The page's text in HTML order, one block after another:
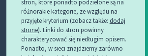
stron, które ponadto podzielone są na
różnorakie kategorie, ze względu na
przyjęte kryterium (zobacz także: dodaj
strone). Linki do stron powinny
charakteryzować się niedługim opisem.
Ponadto, w sieci znajdziemy zarówno